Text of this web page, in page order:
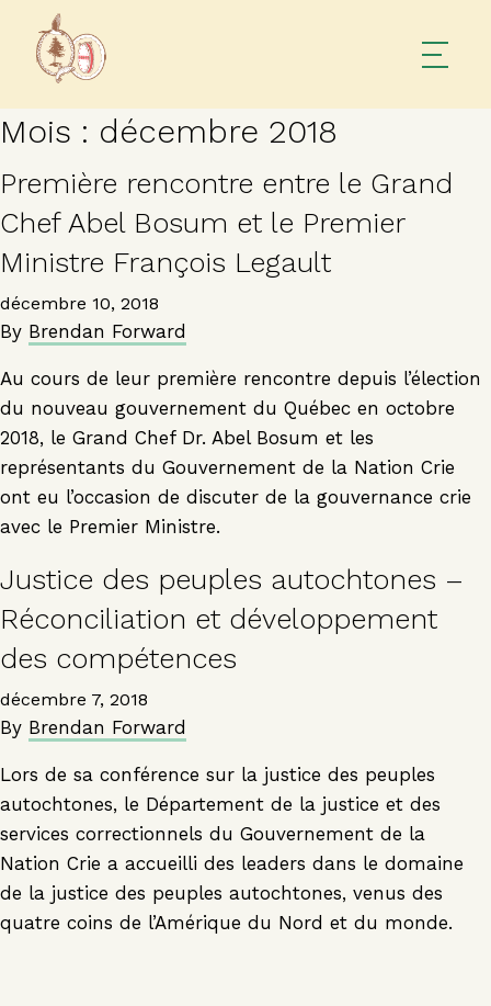
Mois : décembre 2018
Première rencontre entre le Grand
Chef Abel Bosum et le Premier
Ministre François Legault
décembre 10, 2018
By Brendan Forward
Au cours de leur première rencontre depuis l’élection
du nouveau gouvernement du Québec en octobre
2018, le Grand Chef Dr. Abel Bosum et les
représentants du Gouvernement de la Nation Crie
ont eu l’occasion de discuter de la gouvernance crie
avec le Premier Ministre.
Justice des peuples autochtones –
Réconciliation et développement
des compétences
décembre 7, 2018
By Brendan Forward
Lors de sa conférence sur la justice des peuples
autochtones, le Département de la justice et des
services correctionnels du Gouvernement de la
Nation Crie a accueilli des leaders dans le domaine
de la justice des peuples autochtones, venus des
quatre coins de l’Amérique du Nord et du monde.